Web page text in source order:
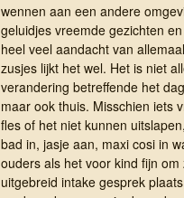
wennen aan een andere
geluidjes vreemde gezichten
heel veel aandacht van
zusjes lijkt het wel. Het is niet
verandering betreffende het
maar ook thuis. Misschien iets
fles of het niet kunnen
bad in, jasje aan, maxi cosi in
ouders als het voor kind fijn
uitgebreid intake gesprek